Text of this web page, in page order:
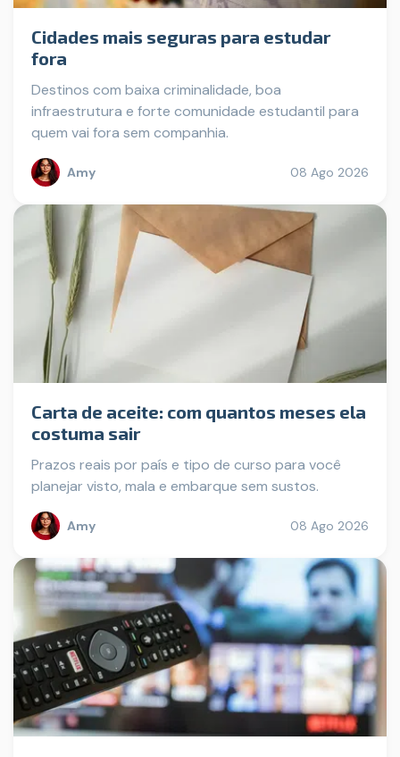
Cidades mais seguras para estudar
fora
Destinos com baixa criminalidade, boa
infraestrutura e forte comunidade estudantil para
quem vai fora sem companhia.
Amy 08 Ago 2026
Carta de aceite: com quantos meses ela
costuma sair
Prazos reais por país e tipo de curso para você
planejar visto, mala e embarque sem sustos.
Amy 08 Ago 2026